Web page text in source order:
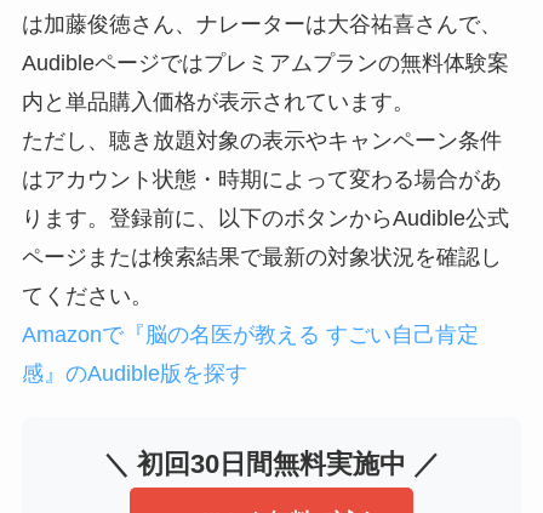
は加藤俊徳さん、ナレーターは大谷祐喜さんで、
Audibleページではプレミアムプランの無料体験案
内と単品購入価格が表示されています。
ただし、聴き放題対象の表示やキャンペーン条件
はアカウント状態・時期によって変わる場合があ
ります。登録前に、以下のボタンからAudible公式
ページまたは検索結果で最新の対象状況を確認し
てください。
Amazonで『脳の名医が教える すごい自己肯定
感』のAudible版を探す
＼ 初回30日間無料実施中 ／